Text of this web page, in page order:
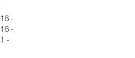
-
-
-